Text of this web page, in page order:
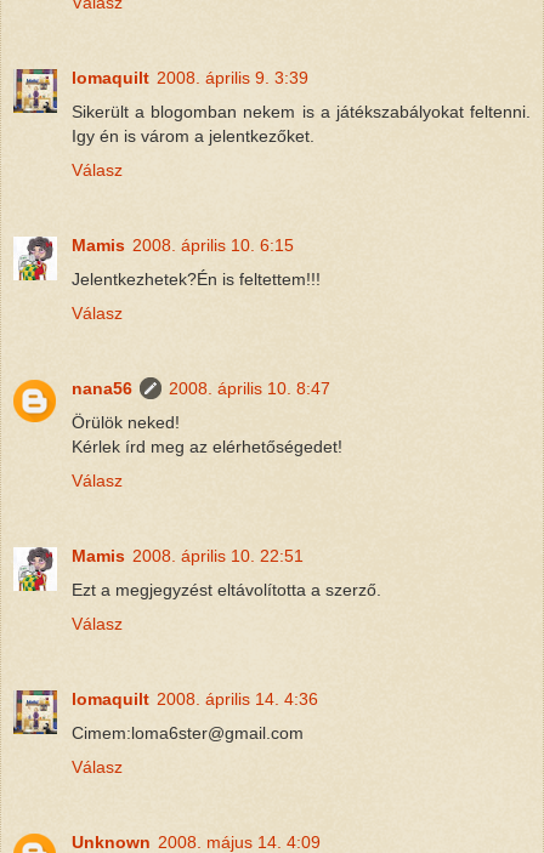
lomaquilt 2008. április 9. 3:39
Sikerült a blogomban nekem is a játékszabályokat feltenni.
Igy én is várom a jelentkezőket.
Válasz
Mamis 2008. április 10. 6:15
Jelentkezhetek?Én is feltettem!!!
Válasz
nana56
2008. április 10. 8:47
Örülök neked!
Kérlek írd meg az elérhetőségedet!
Válasz
Mamis 2008. április 10. 22:51
Ezt a megjegyzést eltávolította a szerző.
Válasz
lomaquilt 2008. április 14. 4:36
Cimem:loma6ster@gmail.com
Válasz
Unknown 2008. május 14. 4:09